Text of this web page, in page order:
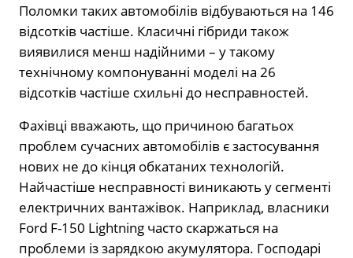
Поломки таких автомобілів відбуваються на 146
відсотків частіше. Класичні гібриди також
виявилися менш надійними – у такому
технічному компонуванні моделі на 26
відсотків частіше схильні до несправностей.
Фахівці вважають, що причиною багатьох
проблем сучасних автомобілів є застосування
нових не до кінця обкатаних технологій.
Найчастіше несправності виникають у сегменті
електричних вантажівок. Наприклад, власники
Ford F-150 Lightning часто скаржаться на
проблеми із зарядкою акумулятора. Господарі